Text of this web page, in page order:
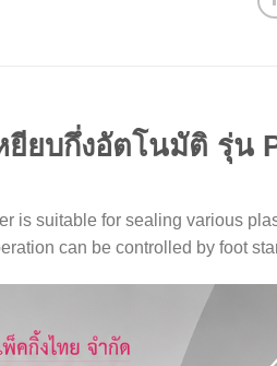
ยียบกึ่งอัตโนมัติ รุ่น
is suitable for sealing various
can be controlled by foot